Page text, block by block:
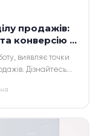
продажів:
конверсію у
виявляє точки
Дізнайтесь